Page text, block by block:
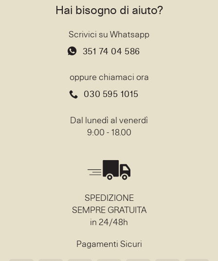
Hai bisogno di aiuto?
SPEDIZIONE
SEMPRE GRATUITA
in 24/48h
Pagamenti Sicuri
Scrivici su Whatsapp
351 74 04 586
oppure chiamaci ora
030 595 1015
Dal lunedì al venerdì
9:00 - 18.00